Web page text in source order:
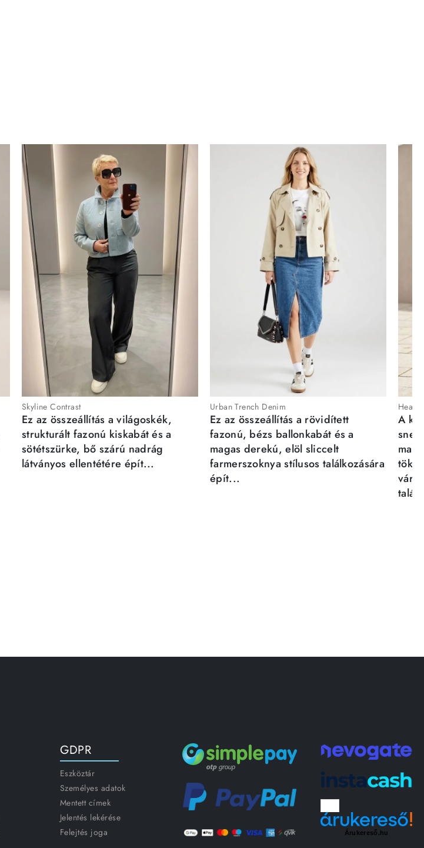
Skyline Contrast
Ez az összeállítás a világoskék,
strukturált fazonú kiskabát és a
sötétszürke, bő szárú nadrág
látványos ellentétére épít...
Urban Trench Denim
Ez az összeállítás a rövidített
fazonú, bézs ballonkabát és a
magas derekú, elöl sliccelt
farmerszoknya stílusos találkozására
épít...
A
GDPR
Eszköztár
Személyes adatok
Mentett címek
Jelentés lekérése
Felejtés joga
Árukereső.hu